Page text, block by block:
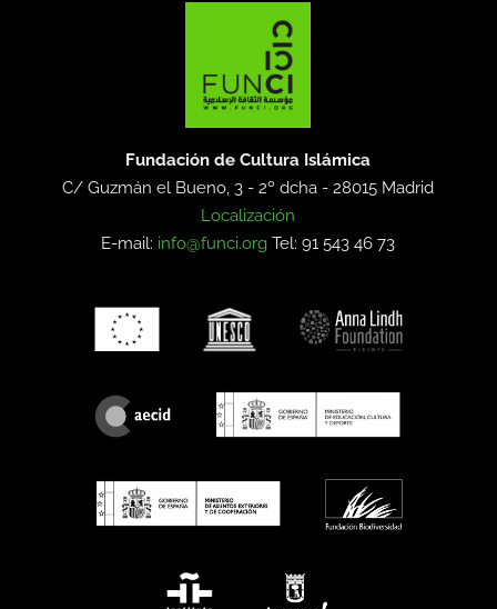
Fundación de Cultura Islámica
C/ Guzmán el Bueno, 3 - 2º dcha -28015 Madrid
Localización
E-mail: info@funci.org Tel: 91 543 46 73